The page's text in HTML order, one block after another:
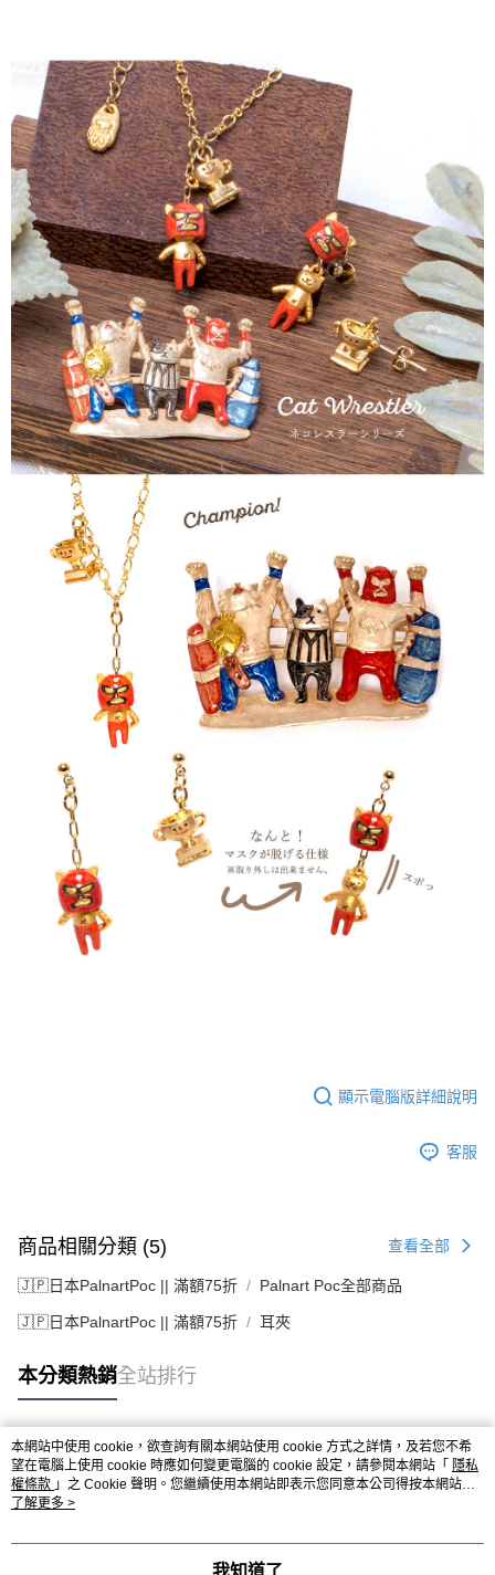
顯示電腦版詳細說明
客服
商品相關分類 (5) 查看全部
🇯🇵日本PalnartPoc || 滿額75折 Palnart Poc全部商品
🇯🇵日本PalnartPoc || 滿額75折 耳夾
本分類熱銷全站排行
熱門標籤
本網站中使用 cookie，欲查詢有關本網站使用 cookie 方式之詳情，及若您不希
望在電腦上使用 cookie 時應如何變更電腦的 cookie 設定，請參閱本網站「 隱私
權條款 」之 Cookie 聲明。您繼續使用本網站即表示您同意本公司得按本網站使
用條款之 Cookie 聲明使用 cookie。
了解更多 >
我知道了